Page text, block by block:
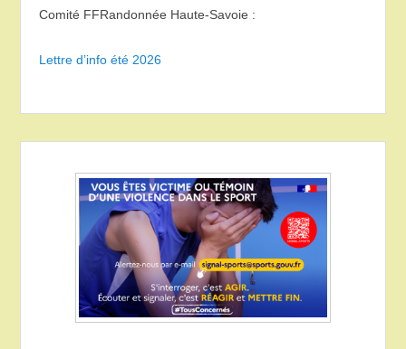
Comité FFRandonnée Haute-Savoie :
Lettre d’info été 2026